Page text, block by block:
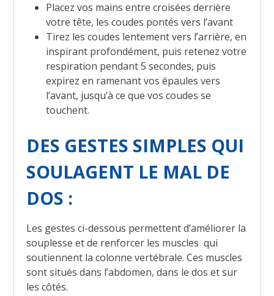
Placez vos mains entre croisées derrière
votre tête, les coudes pontés vers l’avant
Tirez les coudes lentement vers l’arrière, en
inspirant profondément, puis retenez votre
respiration pendant 5 secondes, puis
expirez en ramenant vos épaules vers
l’avant, jusqu’à ce que vos coudes se
touchent.
DES GESTES SIMPLES QUI
SOULAGENT LE MAL DE
DOS :
Les gestes ci-dessous permettent d’améliorer la
souplesse et de renforcer les muscles qui
soutiennent la colonne vertébrale. Ces muscles
sont situés dans l’abdomen, dans le dos et sur
les côtés.